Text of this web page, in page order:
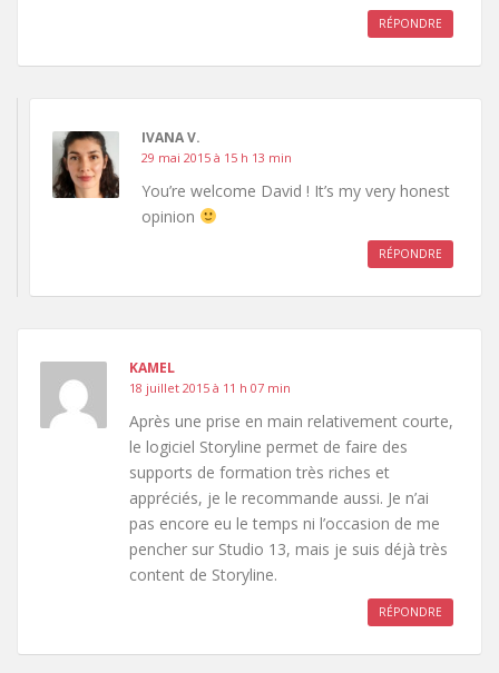
RÉPONDRE
IVANA V.
29 mai 2015 à 15 h 13 min
You’re welcome David ! It’s my very honest
opinion
RÉPONDRE
KAMEL
18 juillet 2015 à 11 h 07 min
Après une prise en main relativement courte,
le logiciel Storyline permet de faire des
supports de formation très riches et
appréciés, je le recommande aussi. Je n’ai
pas encore eu le temps ni l’occasion de me
pencher sur Studio 13, mais je suis déjà très
content de Storyline.
RÉPONDRE